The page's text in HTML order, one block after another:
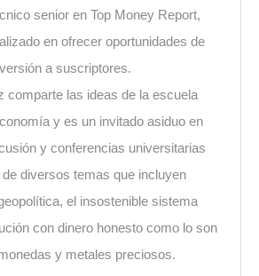
senior en Top Money Report,
en ofrecer oportunidades de
a suscriptores.
comparte las ideas de la escuela
y es un invitado asiduo en
y conferencias universitarias
de diversos temas que incluyen
el insostenible sistema
con dinero honesto como lo son
y metales preciosos.